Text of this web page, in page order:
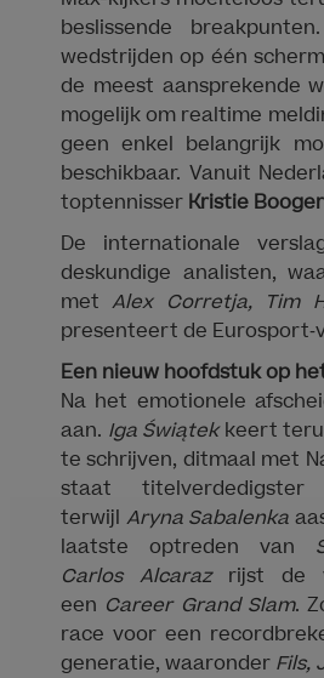
beslissende
wedstrijden op één
de meest aansprekende
mogelijk om realtime
geen enkel belangrijk
beschikbaar. Vanuit
toptennisser Kristie
De internationale
deskundige analisten,
metAlex Corretja, Tim
presenteert de
Een nieuw hoofdstuk op
Na het emotionele
aan. Iga Świątekkeert
te schrijven, ditmaal met
staat titelverdedigster
terwijl Aryna Sabalenka
laatste optreden van
Carlos Alcarazrijst de
een Career Grand Slam.
race voor een
generatie, waaronder Fils,